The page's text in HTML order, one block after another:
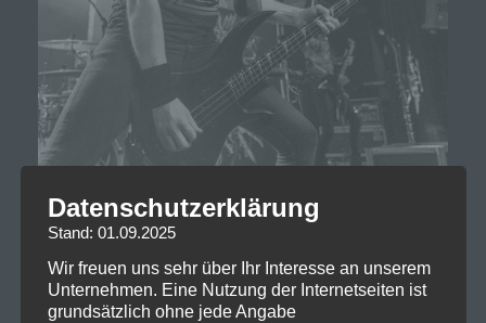
Datenschutzerklärung
Stand: 01.09.2025
Wir freuen uns sehr über Ihr Interesse an unserem
Unternehmen. Eine Nutzung der Internetseiten ist
grundsätzlich ohne jede Angabe